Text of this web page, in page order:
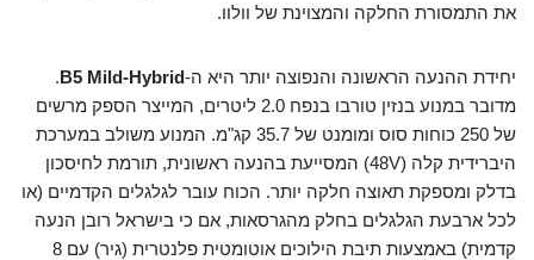
את התמסורת החלקה והמצוינת של וולוו.
יחידת ההנעה הראשונה והנפוצה יותר היא ה-B5 Mild-Hybrid
.
מדובר במנוע בנזין טורבו בנפח 2.0 ליטרים, המייצר הספק מרשים
של 250 כוחות סוס ומומנט של 35.7 קג"מ. המנוע משולב במערכת
היברידית קלה (48V) המסייעת בהנעה ראשונית, תורמת לחיסכון
בדלק ומספקת תאוצה חלקה יותר. הכוח עובר לגלגלים הקדמיים (או
לכל ארבעת הגלגלים בחלק מהגרסאות, אם כי בישראל רובן הנעה
קדמית) באמצעות תיבת הילוכים אוטומטית פלנטרית (גיר) עם 8